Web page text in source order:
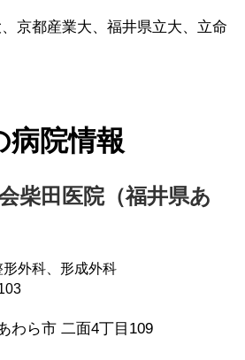
京都産業大、福井県立大、立命
病院情報
柴田医院（福井県あ
形外科、形成外科
わら市 二面4丁目109